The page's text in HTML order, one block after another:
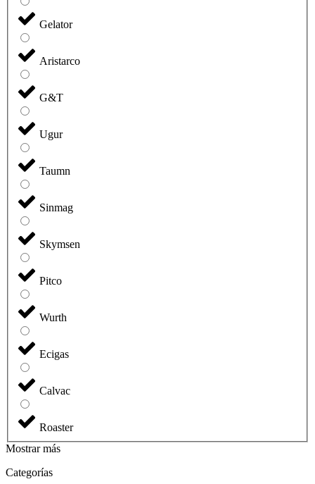
Gelator
Aristarco
G&T
Ugur
Taumn
Sinmag
Skymsen
Pitco
Wurth
Ecigas
Calvac
Roaster
Mostrar más
Categorías